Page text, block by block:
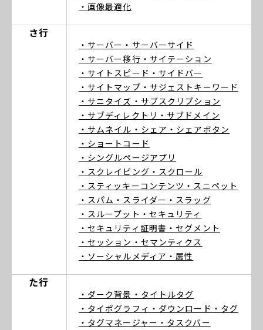
・画像最適化
さ行
・サーバー ・サーバーサイド
・サーバー移行 ・サイテーション
・サイトスピード ・サイドバー
・サイトマップ ・サジェストキーワード
・サニタイズ ・サブスクリプション
・サブディレクトリ ・サブドメイン
・サムネイル ・シェア ・シェアボタン
・ショートコード
・シングルページアプリ
・スクレイピング ・スクロール
・スティッキーコンテンツ ・スニペット
・スパム ・スライダー ・スラッグ
・スループット ・セキュリティ
・セキュリティ証明書 ・セグメント
・セッション ・セマンティクス
・ソーシャルメディア ・属性
た行
・ダーク背景 ・タイトルタグ
・タイポグラフィ ・ダウンロード ・タグ
・タグマネージャー ・タスクバー